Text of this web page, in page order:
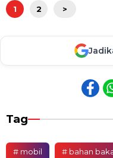
1 2 >
Tag
# mobil # bahan